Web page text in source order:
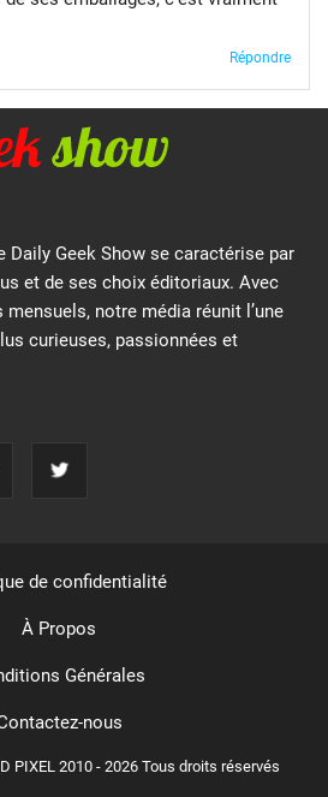
Répondre
Daily Geek Show se caractérise par
et de ses choix éditoriaux. Avec
notre média réunit l’une
curieuses, passionnées et
PIXEL 2010 - 2026 Tous droits réservés
de confidentialité
À Propos
Générales
nous